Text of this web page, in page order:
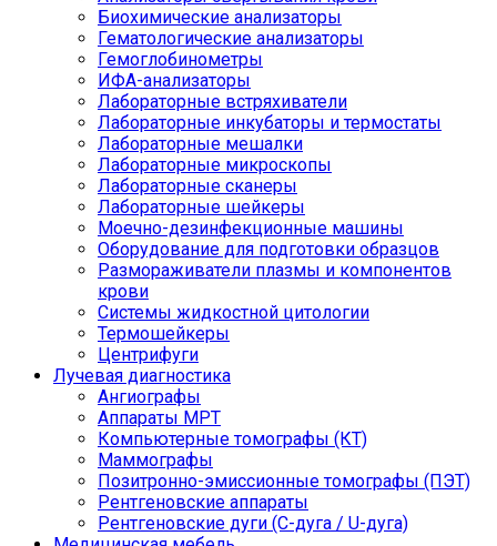
Биохимические анализаторы
Гематологические анализаторы
Гемоглобинометры
ИФА-анализаторы
Лабораторные встряхиватели
Лабораторные инкубаторы и термостаты
Лабораторные мешалки
Лабораторные микроскопы
Лабораторные сканеры
Лабораторные шейкеры
Моечно-дезинфекционные машины
Оборудование для подготовки образцов
Размораживатели плазмы и компонентов
крови
Системы жидкостной цитологии
Термошейкеры
Центрифуги
Лучевая диагностика
Ангиографы
Аппараты МРТ
Компьютерные томографы (КТ)
Маммографы
Позитронно-эмиссионные томографы (ПЭТ)
Рентгеновские аппараты
Рентгеновские дуги (С-дуга / U-дуга)